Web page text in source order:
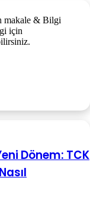
makale & Bilgi
için
Dönem: TCK